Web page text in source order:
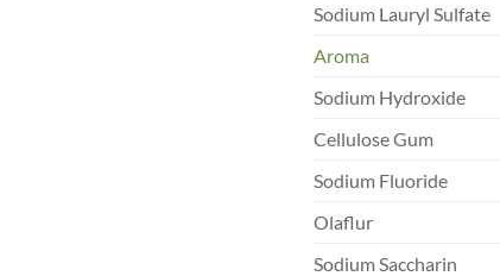
Sodium Lauryl Sulfate
Aroma
Sodium Hydroxide
Cellulose Gum
Sodium Fluoride
Olaflur
Sodium Saccharin